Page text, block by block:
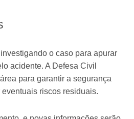
o caso para apurar
acidente. A Defesa Civil
para garantir a segurança
riscos residuais.